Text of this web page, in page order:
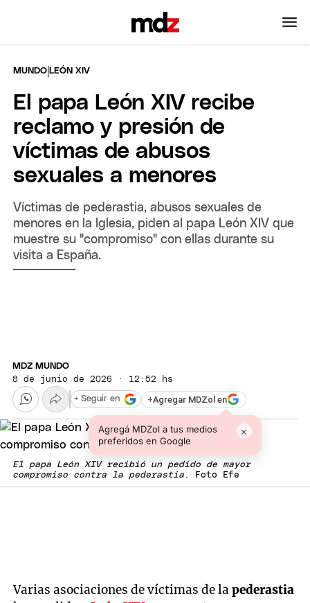
MUNDO |LEÓN XIV
El papa León XIV recibe
reclamo y presión de
víctimas de abusos
sexuales a menores
Víctimas de pederastia, abusos sexuales de
menores en la Iglesia, piden al papa León XIV que
muestre su "compromiso" con ellas durante su
visita a España.
MDZ MUNDO
8 de junio de 2026 · 12:52 hs
+Agregar MDZol en
Agregá MDZol a tus medios
preferidos en Google
×
+ Seguir en
El papa León XIV recibió un pedido de mayor
compromiso contra la pederastia . Foto Efe
Varias asociaciones de víctimas de lapederastia